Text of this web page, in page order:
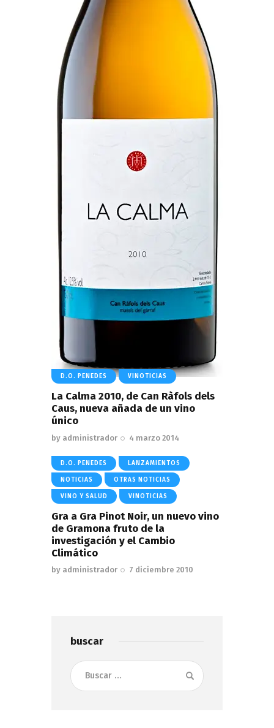
D.O. PENEDES VINOTICIAS
La Calma 2010, de Can Ràfols dels
Caus, nueva añada de un vino
único
by administrador 4 marzo 2014
D.O. PENEDES LANZAMIENTOS
NOTICIAS OTRAS NOTICIAS
VINO Y SALUD VINOTICIAS
Gra a Gra Pinot Noir, un nuevo vino
de Gramona fruto de la
investigación y el Cambio
Climático
by administrador 7 diciembre 2010
buscar
Buscar: